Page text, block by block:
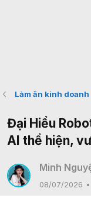
Làm ăn kinh doanh
Đại Hiểu
AI thể hiện,
Minh
08/07/2026